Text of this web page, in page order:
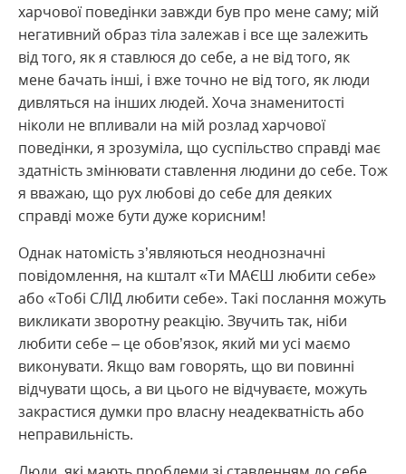
харчової поведінки завжди був про мене саму; мій
негативний образ тіла залежав і все ще залежить
від того, як я ставлюся до себе, а не від того, як
мене бачать інші, і вже точно не від того, як люди
дивляться на інших людей. Хоча знаменитості
ніколи не впливали на мій розлад харчової
поведінки, я зрозуміла, що суспільство справді має
здатність змінювати ставлення людини до себе. Тож
я вважаю, що рух любові до себе для деяких
справді може бути дуже корисним!
Однак натомість з’являються неоднозначні
повідомлення, на кшталт «Ти МАЄШ любити себе»
або «Тобі СЛІД любити себе». Такі послання можуть
викликати зворотну реакцію. Звучить так, ніби
любити себе – це обов’язок, який ми усі маємо
виконувати. Якщо вам говорять, що ви повинні
відчувати щось, а ви цього не відчуваєте, можуть
закрастися думки про власну неадекватність або
неправильність.